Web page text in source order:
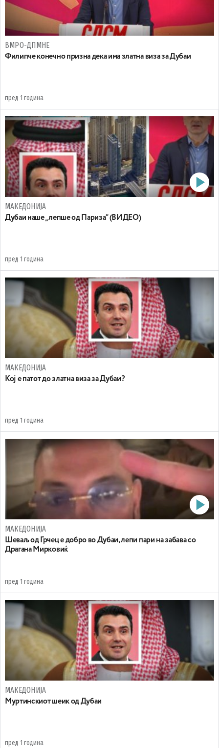
ВМРО-ДПМНЕ
Филипче конечно призна дека има златна виза за Дубаи
пред 1 година
МАКЕДОНИЈА
Дубаи наше „лепше од Париза“ (ВИДЕО)
пред 1 година
МАКЕДОНИЈА
Кој е патот до златна виза за Дубаи?
пред 1 година
МАКЕДОНИЈА
Шеваљ од Грчец е добро во Дубаи, лепи пари на забава со
Драгана Мирковиќ
пред 1 година
МАКЕДОНИЈА
Mуртинскиот шеик од Дубаи
пред 1 година